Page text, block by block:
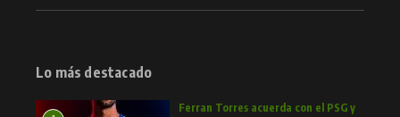
Lo más destacado
Ferran Torres acuerda con el PSG y